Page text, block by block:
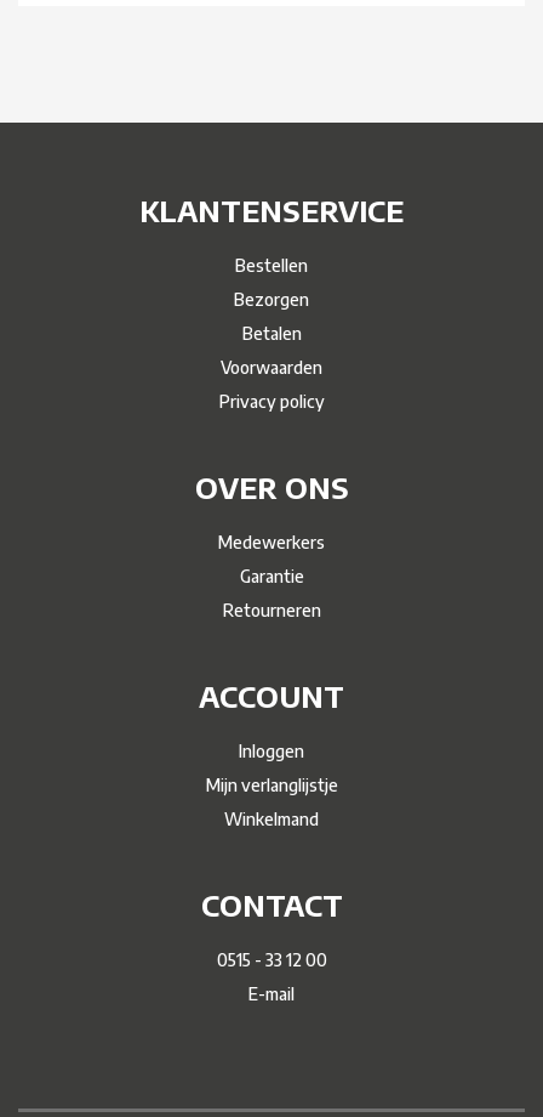
KLANTENSERVICE
Bestellen
Bezorgen
Betalen
Voorwaarden
Privacy policy
OVER ONS
Medewerkers
Garantie
Retourneren
ACCOUNT
Inloggen
Mijn verlanglijstje
Winkelmand
CONTACT
0515 - 33 12 00
E-mail